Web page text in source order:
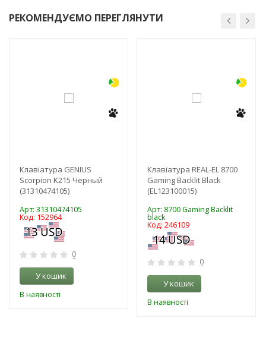
РЕКОМЕНДУЄМО ПЕРЕГЛЯНУТИ
Клавіатура GENIUS
Scorpion K215 Черный
(31310474105)
Арт: 31310474105
Код: 152964
0
У кошик
В наявності
Клавіатура REAL-EL 8700
Gaming Backlit Black
(EL123100015)
Арт: 8700 Gaming Backlit
black
Код: 246109
0
У кошик
В наявності